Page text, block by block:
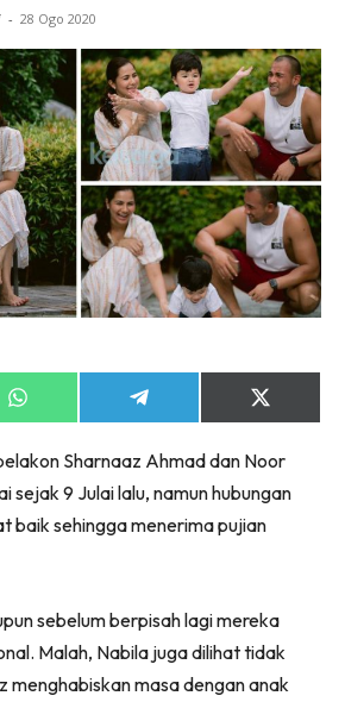
- 28 Ogo 2020
Share
on
Share
on
Share
on
(Twitter)
Sharnaaz Ahmad dan Noor
sejak 9 Julai lalu, namun hubungan
baik sehingga menerima pujian
sebelum berpisah lagi mereka
Malah, Nabila juga dilihat tidak
menghabiskan masa dengan anak